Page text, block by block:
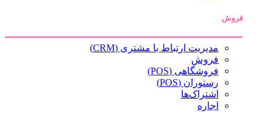
فروش
مدیریت ارتباط با مشتری (CRM)
فروش
فروشگاهی (POS)
رستوران (POS)
اشتراک‌ها
اجاره